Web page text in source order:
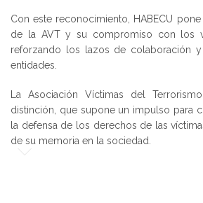
Con este reconocimiento, HABECU
de la AVT y su compromiso con los
reforzando los lazos de colaboración
entidades.
La Asociación Víctimas del
distinción, que supone un impulso para
la defensa de los derechos de las
de su memoria en la sociedad.